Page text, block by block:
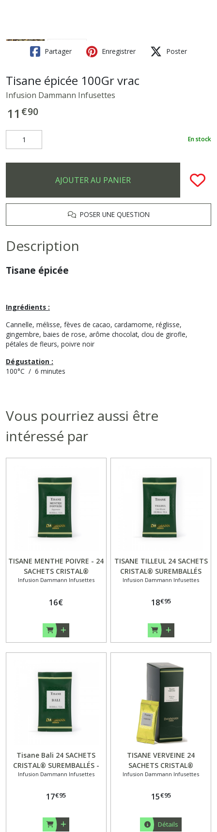
Partager Enregistrer Poster
Tisane épicée 100Gr vrac
Infusion Dammann Infusettes
11 €90
En stock
AJOUTER AU PANIER
POSER UNE QUESTION
Description
Tisane épicée
Ingrédients :
Cannelle, mélisse, fèves de cacao, cardamome, réglisse,
gingembre, baies de rose, arôme chocolat, clou de girofle,
pétales de fleurs, poivre noir
Dégustation :
100°C / 6 minutes
Vous pourriez aussi être
intéressé par
TISANE MENTHE POIVRE - 24
SACHETS CRISTAL®
SUREMBALLÉS DAMMANN
Infusion Dammann Infusettes
16€
TISANE TILLEUL 24 SACHETS
CRISTAL® SUREMBALLÉS
DAMMANN
Infusion Dammann Infusettes
18€95
Tisane Bali 24 SACHETS
CRISTAL® SUREMBALLÉS -
DAMMANN
Infusion Dammann Infusettes
17€95
TISANE VERVEINE 24
SACHETS CRISTAL®
SUREMBALLÉS DAMMANN
Infusion Dammann Infusettes
15€95
Détails